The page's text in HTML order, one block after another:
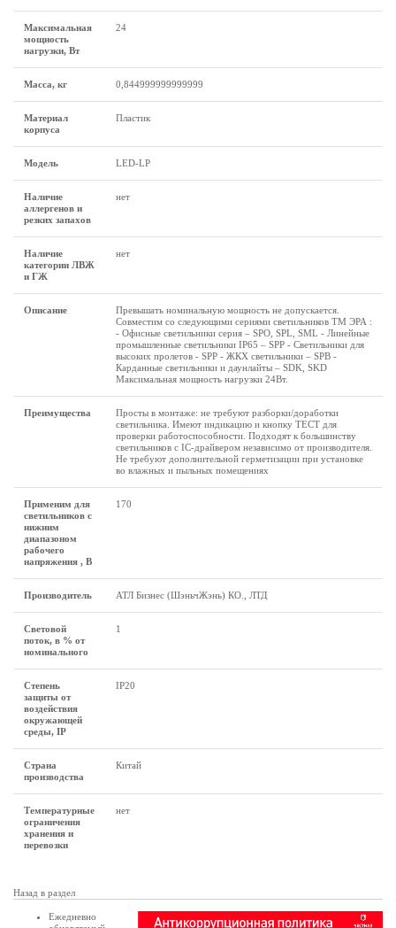
Максимальная
мощность
нагрузки, Вт
24
Масса, кг 0,844999999999999
Материал
корпуса
Пластик
Модель LED-LP
Наличие
аллергенов и
резких запахов
нет
Наличие
категории ЛВЖ
и ГЖ
нет
Описание
Превышать номинальную мощность не допускается.
Совместим со следующими сериями светильников ТМ ЭРА :
- Офисные светильники серия – SPO, SPL, SML - Линейные
промышленные светильники IP65 – SPP - Светильники для
высоких пролетов - SPP - ЖКХ светильники – SPB -
Карданные светильники и даунлайты – SDK, SKD
Максимальная мощность нагрузки 24Вт.
Преимущества
Просты в монтаже: не требуют разборки/доработки
светильника. Имеют индикацию и кнопку ТЕСТ для
проверки работоспособности. Подходят к большинству
светильников с IC-драйвером независимо от производителя.
Не требуют дополнительной герметизации при установке
во влажных и пыльных помещениях
Применим для
светильников с
нижним
диапазоном
рабочего
напряжения , В
170
Производитель АТЛ Бизнес (ШэньчЖэнь) КО., ЛТД
Световой
поток, в % от
номинального
1
Степень
защиты от
воздействия
окружающей
среды, IP
IP20
Страна
производства
Китай
Температурные
ограничения
хранения и
перевозки
нет
Назад в раздел
Ежедневно